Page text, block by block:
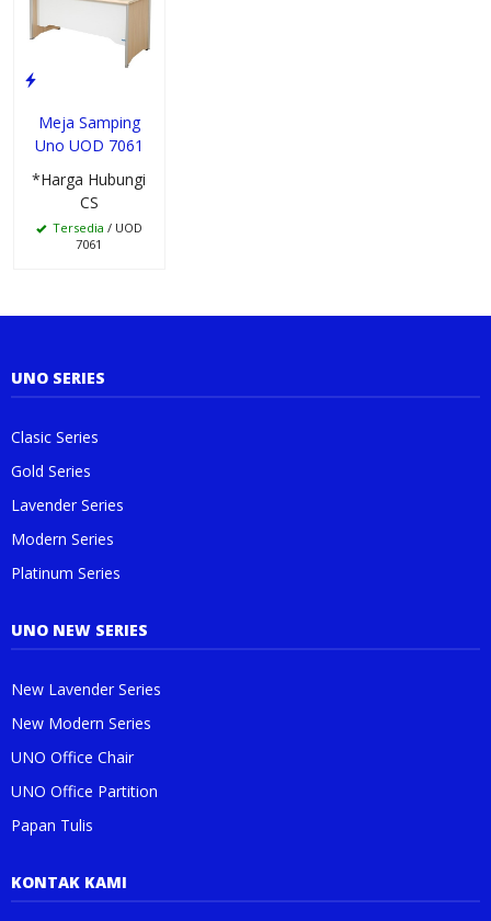
Meja Samping
Uno UOD 7061
*Harga Hubungi
CS
Tersedia / UOD
7061
UNO SERIES
Clasic Series
Gold Series
Lavender Series
Modern Series
Platinum Series
UNO NEW SERIES
New Lavender Series
New Modern Series
UNO Office Chair
UNO Office Partition
Papan Tulis
KONTAK KAMI